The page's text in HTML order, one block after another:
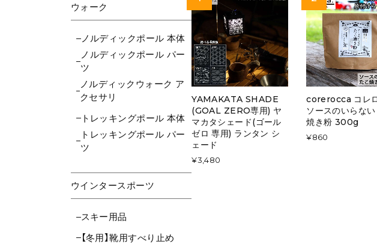
ウォーク
ノルディックポール 本体
ノルディックポール パー
ツ
ノルディックウォーク ア
クセサリ
トレッキングポール 本体
トレッキングポール パー
ツ
ウインタースポーツ
スキー用品
【冬用】靴用すべり止め
YAMAKATA SHADE
(GOAL ZERO専用) ヤ
マカタシェード(ゴール
ゼロ 専用) ランタン シ
ェード
¥3,480
corerocca コレ
ソースのいらない
焼き粉 300g
¥860